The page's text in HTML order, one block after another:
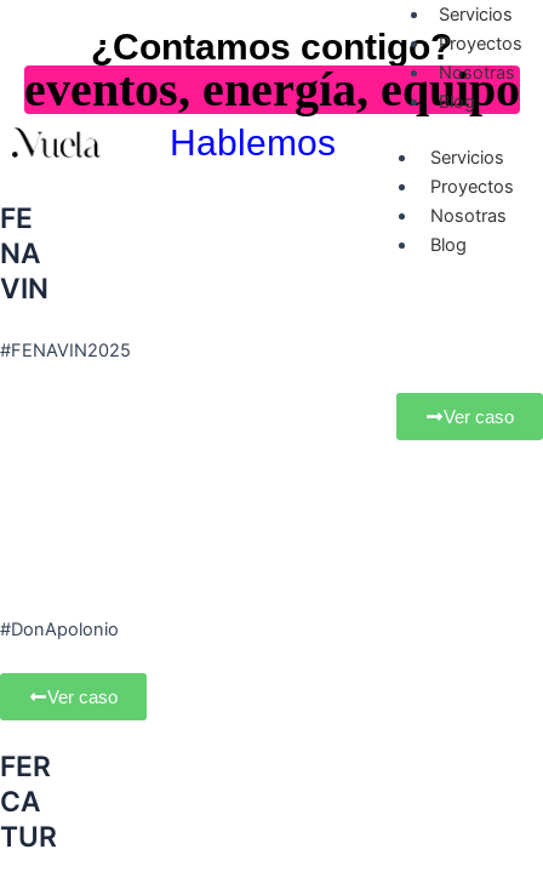
contenido
Hablemos
Servicios
Proyectos
Nosotras
Blog
Servicios
Proyectos
Nosotras
Blog
¿Contamos contigo?
eventos, energía, equipo
FE
NA
VIN
#FENAVIN2025
Ver caso
#DonApolonio
Ver caso
FER
CA
TUR